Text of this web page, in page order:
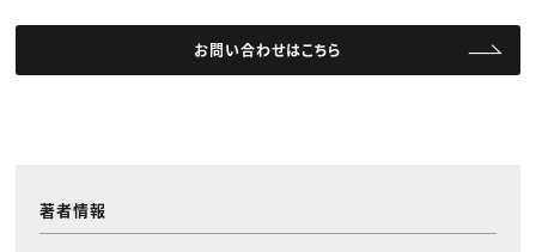
お問い合わせはこちら
著者情報